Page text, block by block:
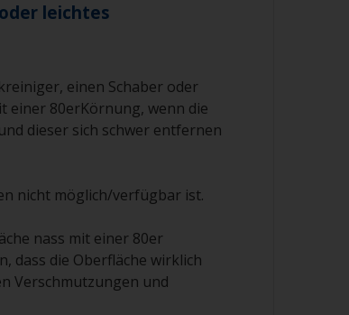
leichtes
einen Schaber oder
einer 80erKörnung, wenn die
dieser sich schwer entfernen
nicht möglich/verfügbar ist.
nass mit einer 80er
dass die Oberfläche wirklich
Verschmutzungen und